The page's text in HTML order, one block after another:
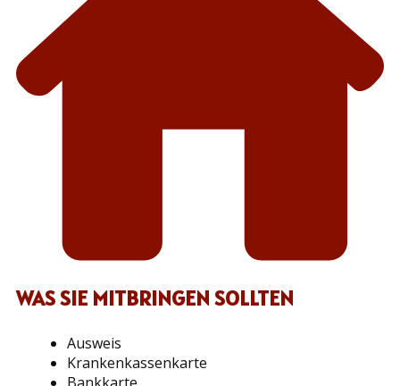
WAS SIE MITBRINGEN SOLLTEN
Ausweis
Krankenkassenkarte